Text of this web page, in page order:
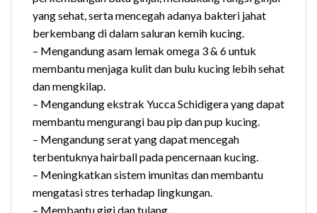
yang sehat, serta mencegah adanya bakteri jahat
berkembang di dalam saluran kemih kucing.
– Mengandung asam lemak omega 3 & 6 untuk
membantu menjaga kulit dan bulu kucing lebih sehat
dan mengkilap.
– Mengandung ekstrak Yucca Schidigera yang dapat
membantu mengurangi bau pip dan pup kucing.
– Mengandung serat yang dapat mencegah
terbentuknya hairball pada pencernaan kucing.
– Meningkatkan sistem imunitas dan membantu
mengatasi stres terhadap lingkungan.
– Membantu gigi dan tulang.